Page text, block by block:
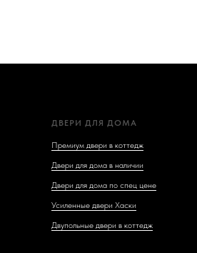
ДВЕРИ ДЛЯ ДОМА
Премиум двери в коттедж
Двери для дома в наличии
Двери для дома по спец цене
Усиленные двери Хаски
Двупольные двери в коттедж